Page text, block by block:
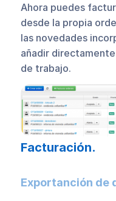
Ahora puedes
desde la propia
las novedades
añadir
de trabajo.
Facturación.
Exportanción de